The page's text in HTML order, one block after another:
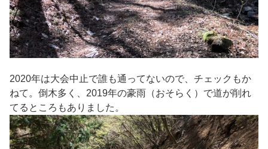
2020年は大会中止で誰も通ってないので、チェックもか
ねて。倒木多く、2019年の豪雨（おそらく）で道が削れ
てるところもありました。